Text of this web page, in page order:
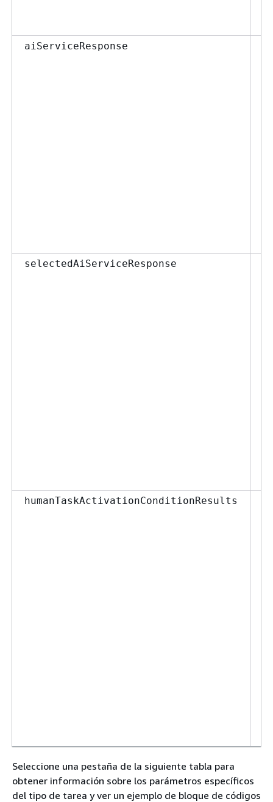
aiServiceResponse
selectedAiServiceResponse
humanTaskActivationConditionResults
Seleccione una pestaña de la siguiente tabla para
obtener información sobre los parámetros específicos
del tipo de tarea y ver un ejemplo de bloque de códigos